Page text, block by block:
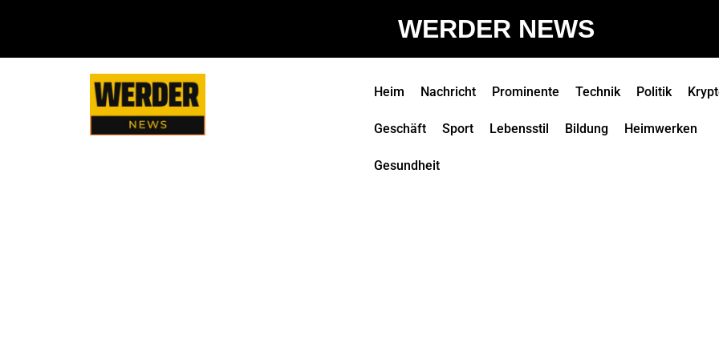
WERDER NEWS
Heim Nachricht Prominente Technik Politik
Geschäft Sport Lebensstil Bildung Heimwerken
Gesundheit